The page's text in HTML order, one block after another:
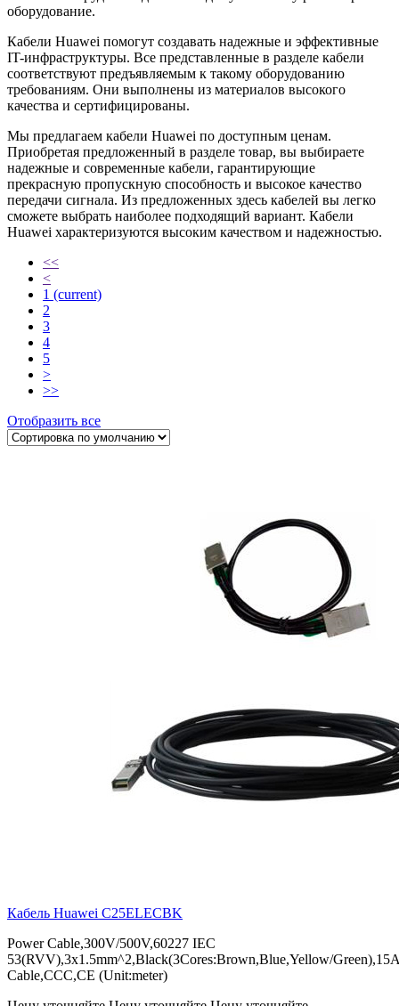
оборудование.
Кабели Huawei помогут создавать надежные и эффективные
IT-инфраструктуры. Все представленные в разделе кабели
соответствуют предъявляемым к такому оборудованию
требованиям. Они выполнены из материалов высокого
качества и сертифицированы.
Мы предлагаем кабели Huawei по доступным ценам.
Приобретая предложенный в разделе товар, вы выбираете
надежные и современные кабели, гарантирующие
прекрасную пропускную способность и высокое качество
передачи сигнала. Из предложенных здесь кабелей вы легко
сможете выбрать наиболее подходящий вариант. Кабели
Huawei характеризуются высоким качеством и надежностью.
<<
<
1 (current)
2
3
4
5
>
>>
Отобразить все
Кабель Huawei C25ELECBK
Power Cable,300V/500V,60227 IEC
53(RVV),3x1.5mm^2,Black(3Cores:Brown,Blue,Yellow/
Cable,CCC,CE (Unit:meter)